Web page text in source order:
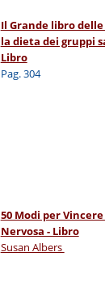
Il Grande libro
la dieta dei gruppi
Libro
Pag. 304
50 Modi per
Nervosa - Libro
Susan Albers